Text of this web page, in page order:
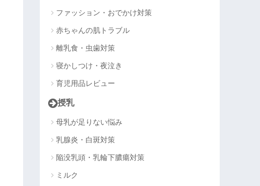
ファッション・おでかけ対策
赤ちゃんの肌トラブル
離乳食・虫歯対策
寝かしつけ・夜泣き
育児用品レビュー
授乳
母乳が足りない悩み
乳腺炎・白斑対策
陥没乳頭・乳輪下膿瘍対策
ミルク